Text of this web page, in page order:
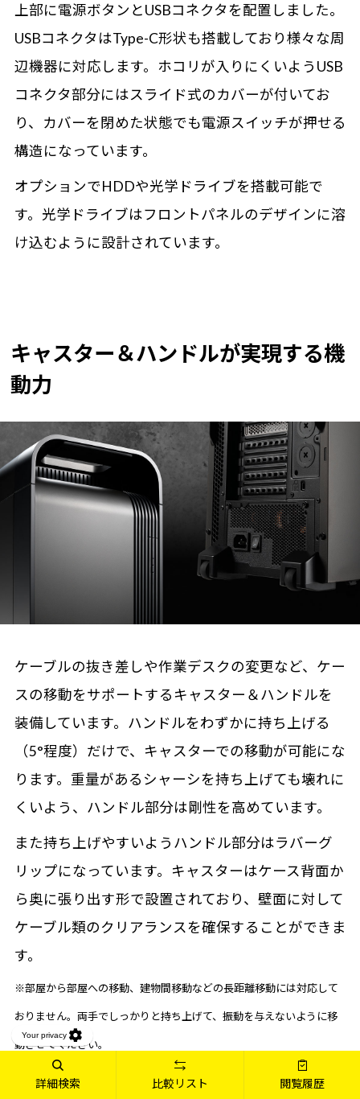
上部に電源ボタンとUSBコネクタを配置しました。
USBコネクタはType-C形状も搭載しており様々な周
辺機器に対応します。ホコリが入りにくいようUSB
コネクタ部分にはスライド式のカバーが付いてお
り、カバーを閉めた状態でも電源スイッチが押せる
構造になっています。
オプションでHDDや光学ドライブを搭載可能で
す。光学ドライブはフロントパネルのデザインに溶
け込むように設計されています。
キャスター＆ハンドルが実現する機
動力
ケーブルの抜き差しや作業デスクの変更など、ケー
スの移動をサポートするキャスター＆ハンドルを
装備しています。ハンドルをわずかに持ち上げる
（5°程度）だけで、キャスターでの移動が可能にな
ります。重量があるシャーシを持ち上げても壊れに
くいよう、ハンドル部分は剛性を高めています。
また持ち上げやすいようハンドル部分はラバーグ
リップになっています。キャスターはケース背面か
ら奥に張り出す形で設置されており、壁面に対して
ケーブル類のクリアランスを確保することができま
す。
※部屋から部屋への移動、建物間移動などの長距離移動には対応して
おりません。両手でしっかりと持ち上げて、振動を与えないように移
動させてください。
詳細検索 比較リスト 閲覧履歴